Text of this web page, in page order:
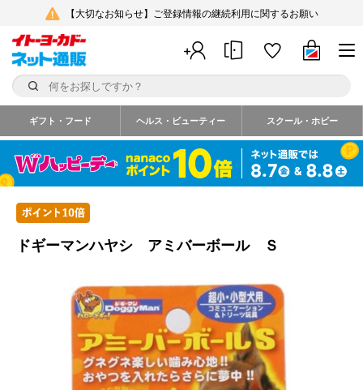
【大切なお知らせ】ご登録情報の継続利用に関するお願い
ギフト・フード ヘルス・ビューティー スクール・ホビー
ドギーマンハヤシ アミバーボール Ｓ